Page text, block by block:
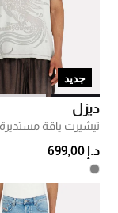
جديد
ديزل
د.إ 699,00